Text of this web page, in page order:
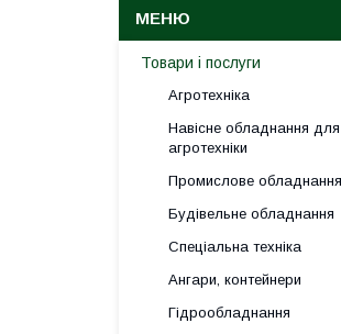
Товари і послуги
Агротехніка
Навісне обладнання для
агротехніки
Промислове обладнання
Будівельне обладнання
Спеціальна техніка
Ангари, контейнери
Гідрообладнання